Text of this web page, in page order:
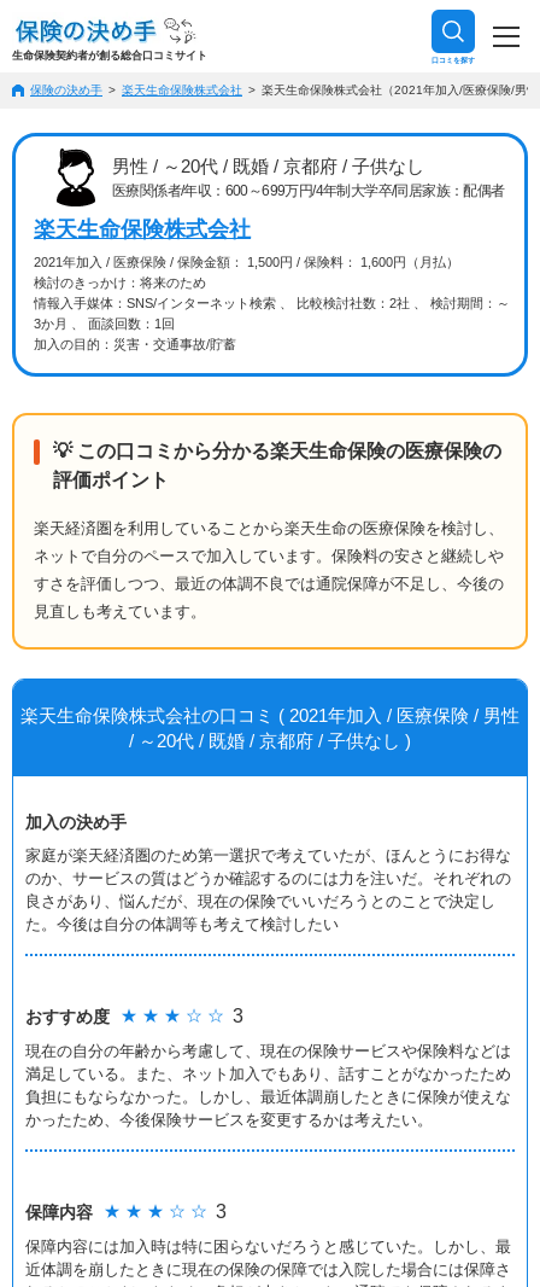
生命保険契約者が創る総合口コミサイト 口コミを探す
保険の決め手 楽天生命保険株式会社 楽天生命保険株式会社（2021年加入/医療保険/男
男性 / ～20代 / 既婚 / 京都府 / 子供なし
医療関係者/年収：600～699万円/4年制大学卒/同居家族：配偶者
楽天生命保険株式会社
2021年加入 / 医療保険 / 保険金額： 1,500円 / 保険料： 1,600円（月払）
検討のきっかけ：将来のため
情報入手媒体：SNS/インターネット検索 、 比較検討社数：2社 、 検討期間：～
3か月 、 面談回数：1回
加入の目的：災害・交通事故/貯蓄
💡 この口コミから分かる楽天生命保険の医療保険の
評価ポイント
楽天経済圏を利用していることから楽天生命の医療保険を検討し、
ネットで自分のペースで加入しています。保険料の安さと継続しや
すさを評価しつつ、最近の体調不良では通院保障が不足し、今後の
見直しも考えています。
楽天生命保険株式会社の口コミ ( 2021年加入 / 医療保険 / 男性
/ ～20代 / 既婚 / 京都府 / 子供なし )
加入の決め手
家庭が楽天経済圏のため第一選択で考えていたが、ほんとうにお得な
のか、サービスの質はどうか確認するのには力を注いだ。それぞれの
良さがあり、悩んだが、現在の保険でいいだろうとのことで決定し
た。今後は自分の体調等も考えて検討したい
おすすめ度 ★ ★ ★ ☆ ☆ 3
現在の自分の年齢から考慮して、現在の保険サービスや保険料などは
満足している。また、ネット加入でもあり、話すことがなかったため
負担にもならなかった。しかし、最近体調崩したときに保険が使えな
かったため、今後保険サービスを変更するかは考えたい。
保障内容 ★ ★ ★ ☆ ☆ 3
保障内容には加入時は特に困らないだろうと感じていた。しかし、最
近体調を崩したときに現在の保険の保障では入院した場合には保障さ